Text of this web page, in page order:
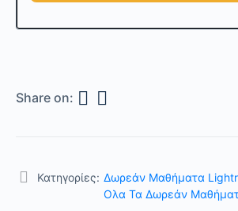
Share on:
Κατηγορίες: Δωρεάν Μαθήματα
Ολα Τα Δωρεάν